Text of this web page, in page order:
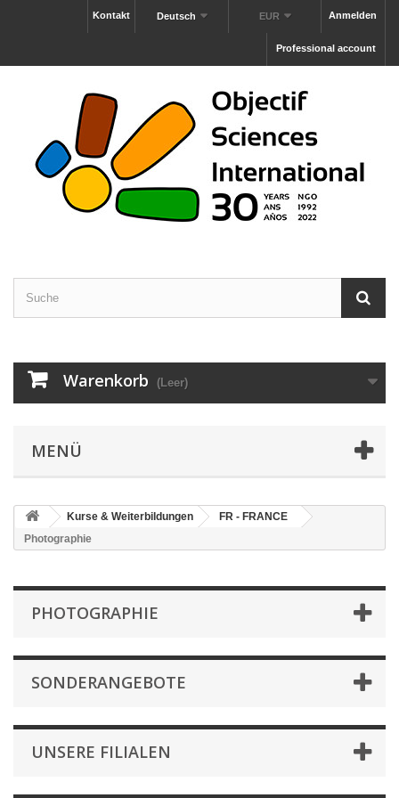
Anmelden
EUR
Deutsch
Kontakt
Professional account
Warenkorb (Leer)
MENÜ
Kurse & Weiterbildungen
FR - FRANCE
Photographie
PHOTOGRAPHIE
SONDERANGEBOTE
UNSERE FILIALEN